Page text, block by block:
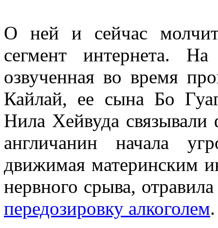
О ней и сейчас молчит
сегмент интернета.
озвученная во время
Кайлай, ее сына Бо
Нила Хейвуда
англичанин начала
движимая материнским
нервного срыва,
передозировку алкоголем